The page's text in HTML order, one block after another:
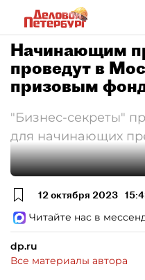
Начинающим
проведут в
призовым
"Бизнес-секреты"
для начинающих
12 октября 2023
Читайте нас в
dp.ru
Все материалы автора